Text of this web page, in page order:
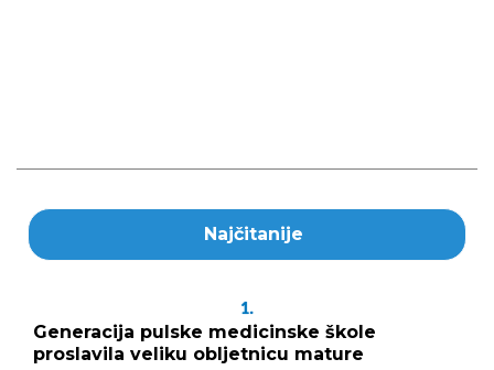
Najčitanije
1.
Generacija pulske medicinske škole
proslavila veliku obljetnicu mature